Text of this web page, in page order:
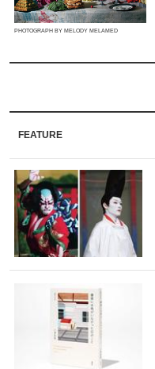
PHOTOGRAPH BY MELODY MELAMED
FEATURE